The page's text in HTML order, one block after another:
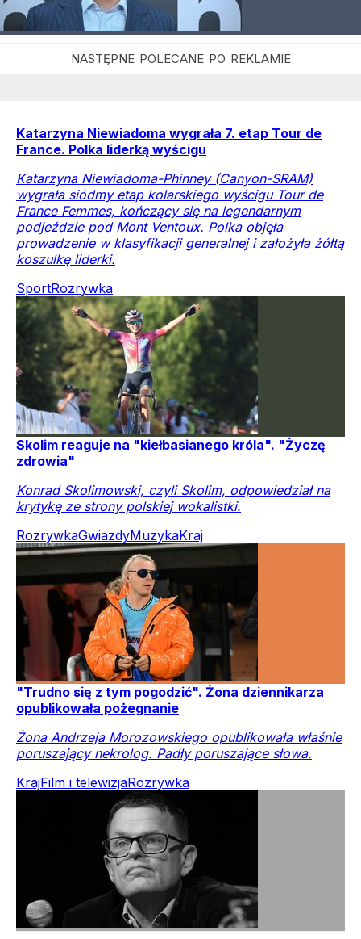
Katarzyna Niewiadoma wygrała 7. etap Tour de
France. Polka liderką wyścigu
Katarzyna Niewiadoma-Phinney (Canyon-SRAM)
wygrała siódmy etap kolarskiego wyścigu Tour de
France Femmes, kończący się na legendarnym
podjeździe pod Mont Ventoux. Polka objęła
prowadzenie w klasyfikacji generalnej i założyła żółtą
koszulkę liderki.
SportRozrywka
Skolim reaguje na "kiełbasianego króla". "Życzę
zdrowia"
Konrad Skolimowski, czyli Skolim, odpowiedział na
krytykę ze strony polskiej wokalistki.
RozrywkaGwiazdyMuzykaKraj
"Trudno się z tym pogodzić". Żona dziennikarza
opublikowała pożegnanie
Żona Andrzeja Morozowskiego opublikowała właśnie
poruszający nekrolog. Padły poruszające słowa.
KrajFilm i telewizjaRozrywka